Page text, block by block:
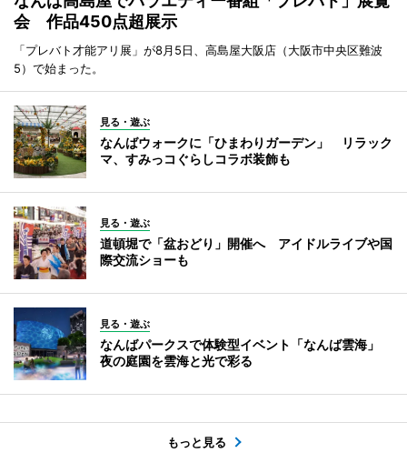
会 作品450点超展示
「プレバト才能アリ展」が8月5日、高島屋大阪店（大阪市中央区難波
5）で始まった。
見る・遊ぶ
なんばウォークに「ひまわりガーデン」 リラック
マ、すみっコぐらしコラボ装飾も
見る・遊ぶ
道頓堀で「盆おどり」開催へ アイドルライブや国
際交流ショーも
見る・遊ぶ
なんばパークスで体験型イベント「なんば雲海」
夜の庭園を雲海と光で彩る
もっと見る